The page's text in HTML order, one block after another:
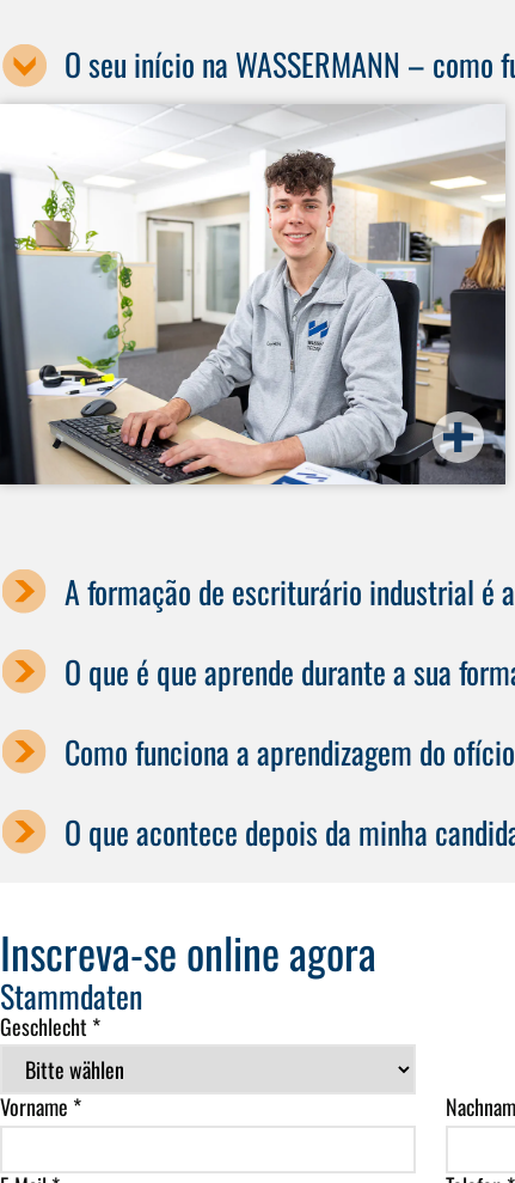
O seu início na WASSERMANN –
A formação de escriturário industrial é
O que é que aprende durante a sua
Como funciona a aprendizagem do
O que acontece depois da minha
Inscreva-se online agora
Stammdaten
Geschlecht *
Vorname *